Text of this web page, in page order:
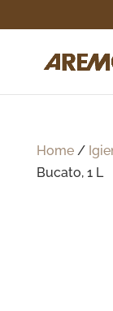
Home/
Bucato, 1 L